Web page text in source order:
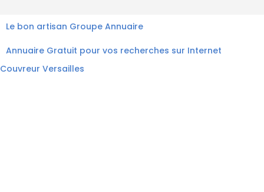
Le bon artisan Groupe Annuaire
Annuaire Gratuit pour vos recherches sur Internet
Couvreur Versailles